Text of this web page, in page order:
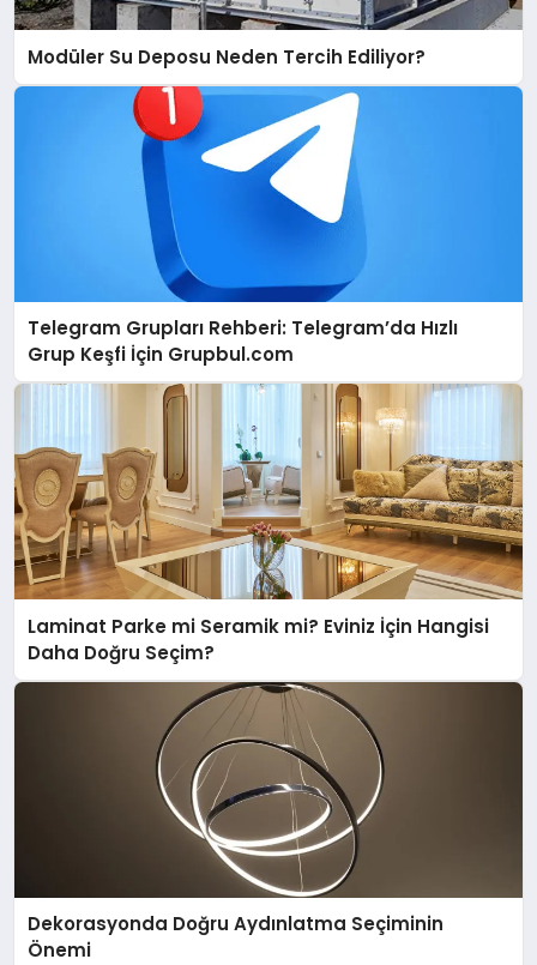
Modüler Su Deposu Neden Tercih Ediliyor?
Telegram Grupları Rehberi: Telegram’da Hızlı
Grup Keşfi İçin Grupbul.com
Laminat Parke mi Seramik mi? Eviniz İçin Hangisi
Daha Doğru Seçim?
Dekorasyonda Doğru Aydınlatma Seçiminin
Önemi